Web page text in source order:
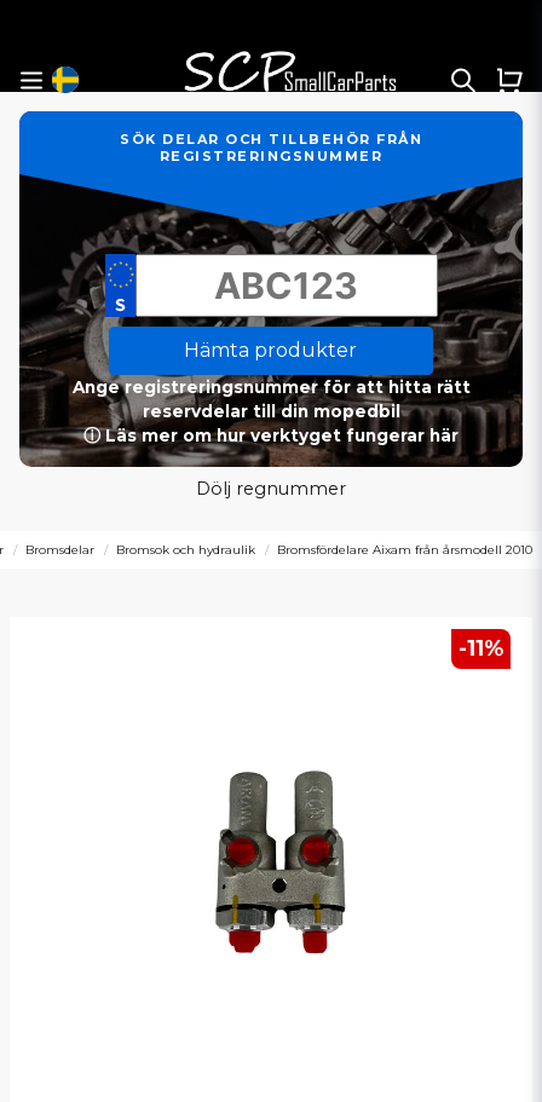
SÖK DELAR OCH TILLBEHÖR FRÅN
REGISTRERINGSNUMMER
Hämta produkter
Ange registreringsnummer för att hitta rätt
reservdelar till din mopedbil
ⓘ Läs mer om hur verktyget fungerar här
Dölj regnummer
Bromsdelar Bromsok och hydraulik Bromsfördelare Aixam från årsmodell 2010
-11%